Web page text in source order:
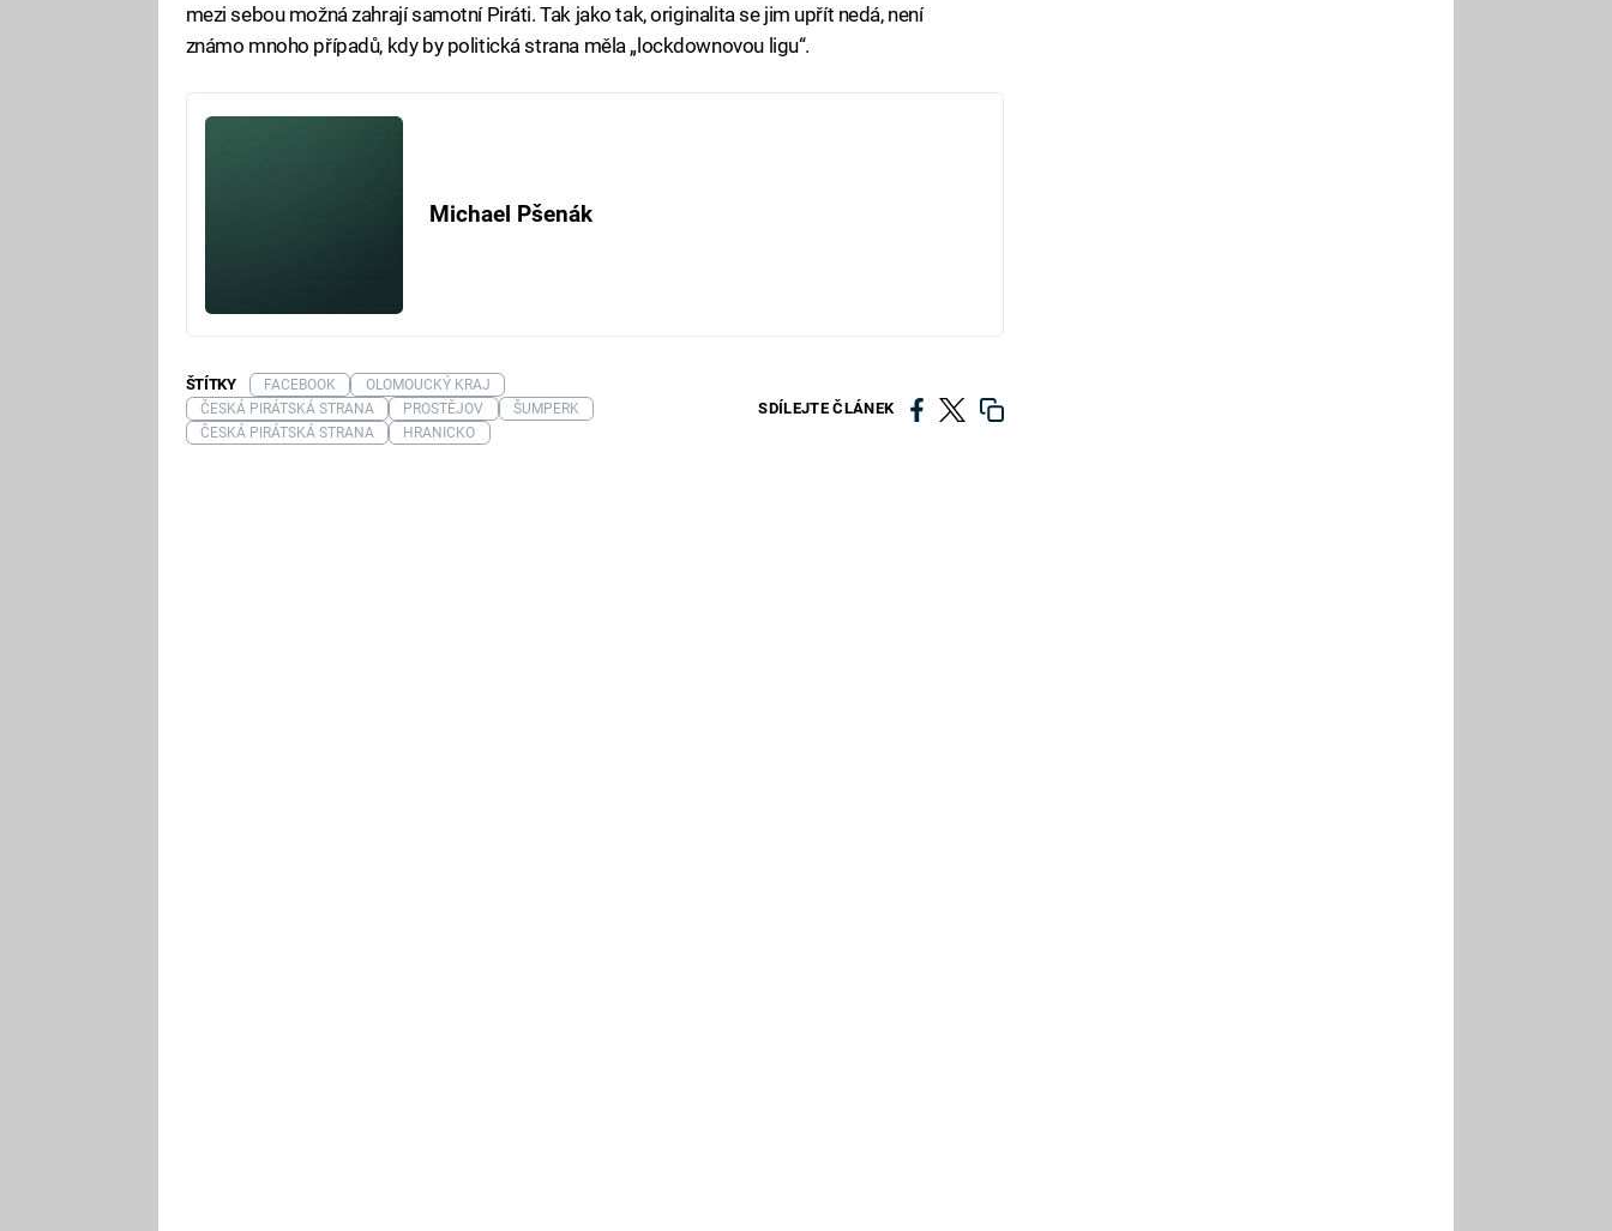
mezi sebou možná zahrají samotní Piráti. Tak jako tak, originalita se jim upřít nedá, není
známo mnoho případů, kdy by politická strana měla „lockdownovou ligu“.
Michael Pšenák
SDÍLEJTE ČLÁNEK
ŠTÍTKY FACEBOOK
OLOMOUCKÝ KRAJ
ČESKÁ PIRÁTSKÁ STRANA
PROSTĚJOV
ŠUMPERK
ČESKÁ PIRÁTSKÁ STRANA
HRANICKO